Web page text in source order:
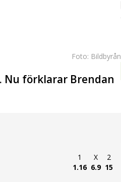
Foto: Bildbyrån
Nu förklarar Brendan
1
1.16
X
6.9
2
15